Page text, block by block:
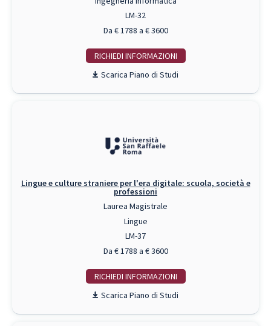
LM-32
Da € 1788 a € 3600
RICHIEDI INFO
Piano di Studi
Lingue e culture straniere per l'era digitale: scuola, società e
professioni
Laurea Magistrale
Lingue
LM-37
Da € 1788 a € 3600
RICHIEDI INFO
Piano di Studi